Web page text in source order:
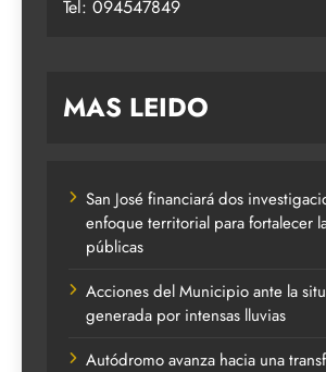
Tel: 094547849
MAS LEIDO
San José financiará dos
enfoque territorial para fortalecer
públicas
Acciones del Municipio ante la
generada por intensas lluvias
Autódromo avanza hacia una